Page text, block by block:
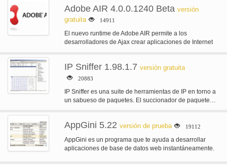
Adobe AIR 4.0.0.1240 Beta versión
gratuita
14911
El nuevo runtime de Adobe AIR permite a los
desarrolladores de Ajax crear aplicaciones de Internet
IP Sniffer 1.98.1.7 versión gratuita
20883
IP Sniffer es una suite de herramientas de IP en torno a
un sabueso de paquetes. El succionador de paquete…
AppGini 5.22 versión de prueba 19112
AppGini es un programa que te ayuda a desarrollar
aplicaciones de base de datos web instantáneamente.